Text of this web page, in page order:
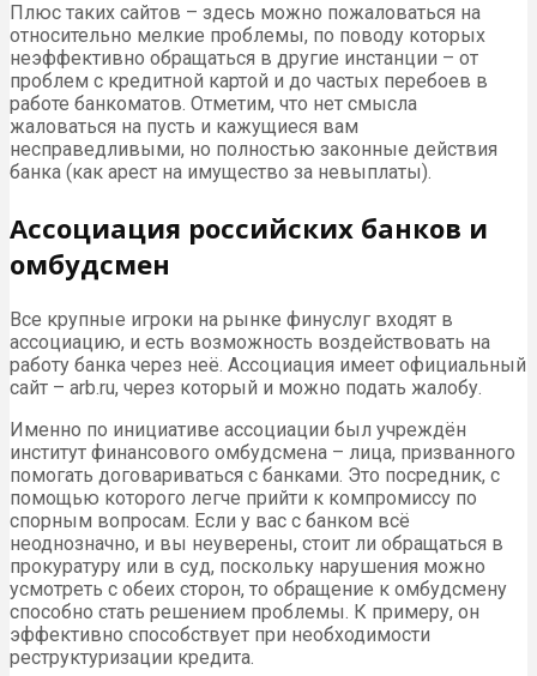
Плюс таких сайтов – здесь можно пожаловаться на
относительно мелкие проблемы, по поводу которых
неэффективно обращаться в другие инстанции – от
проблем с кредитной картой и до частых перебоев в
работе банкоматов. Отметим, что нет смысла
жаловаться на пусть и кажущиеся вам
несправедливыми, но полностью законные действия
банка (как арест на имущество за невыплаты).
Ассоциация российских банков и
омбудсмен
Все крупные игроки на рынке финуслуг входят в
ассоциацию, и есть возможность воздействовать на
работу банка через неё. Ассоциация имеет официальный
сайт – arb.ru, через который и можно подать жалобу.
Именно по инициативе ассоциации был учреждён
институт финансового омбудсмена – лица, призванного
помогать договариваться с банками. Это посредник, с
помощью которого легче прийти к компромиссу по
спорным вопросам. Если у вас с банком всё
неоднозначно, и вы неуверены, стоит ли обращаться в
прокуратуру или в суд, поскольку нарушения можно
усмотреть с обеих сторон, то обращение к омбудсмену
способно стать решением проблемы. К примеру, он
эффективно способствует при необходимости
реструктуризации кредита.